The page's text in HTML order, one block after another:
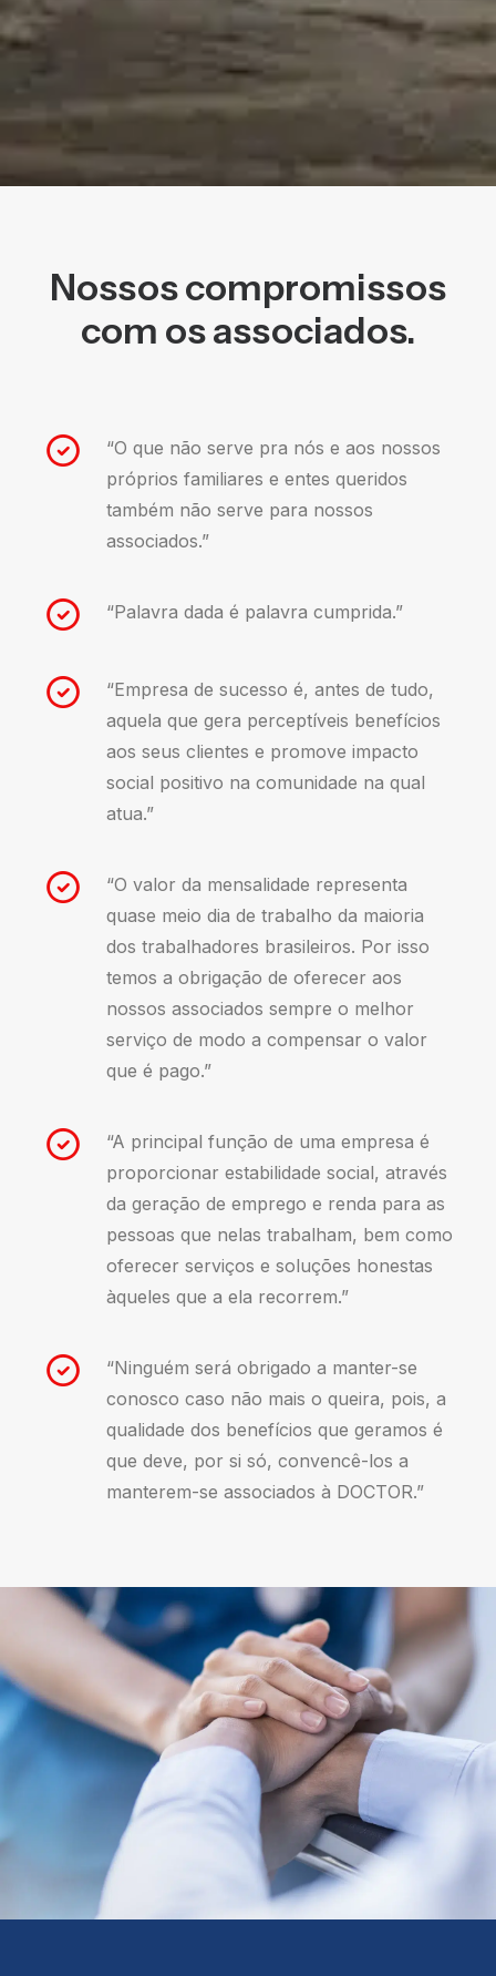
Nossos compromissos
com os associados.
“O que não serve pra nós e aos nossos
próprios familiares e entes queridos
também não serve para nossos
associados.”
“Palavra dada é palavra cumprida.”
“Empresa de sucesso é, antes de tudo,
aquela que gera perceptíveis benefícios
aos seus clientes e promove impacto
social positivo na comunidade na qual
atua.”
“O valor da mensalidade representa
quase meio dia de trabalho da maioria
dos trabalhadores brasileiros. Por isso
temos a obrigação de oferecer aos
nossos associados sempre o melhor
serviço de modo a compensar o valor
que é pago.”
“A principal função de uma empresa é
proporcionar estabilidade social, através
da geração de emprego e renda para as
pessoas que nelas trabalham, bem como
oferecer serviços e soluções honestas
àqueles que a ela recorrem.”
“Ninguém será obrigado a manter-se
conosco caso não mais o queira, pois, a
qualidade dos benefícios que geramos é
que deve, por si só, convencê-los a
manterem-se associados à DOCTOR.”